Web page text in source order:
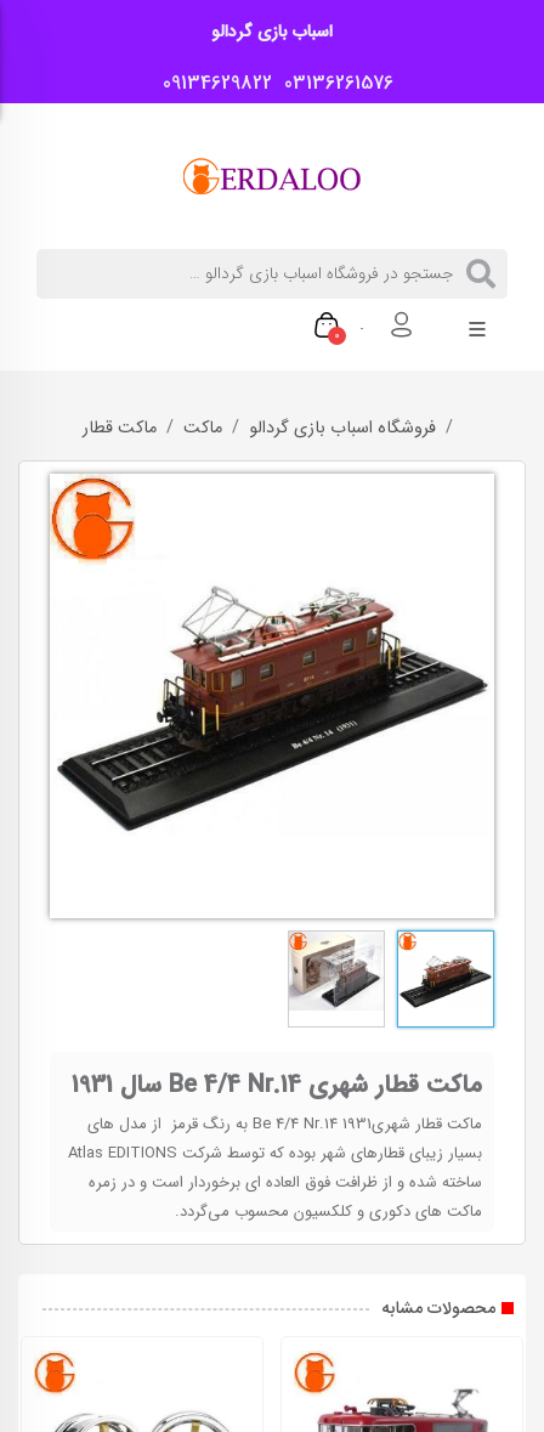
اسباب بازی گردالو
03136261576
09134629822
0
فروشگاه اسباب بازی گردالو ماکت ماکت قطار
ماکت قطار شهری Be 4/4 Nr.14 سال 1931
ماکت قطار شهریBe 4/4 Nr.14 1931 به رنگ قرمز از مدل های
بسیار زیبای قطارهای شهر بوده که توسط شرکت Atlas EDITIONS
ساخته شده و از ظرافت فوق العاده ای برخوردار است و در زمره
ماکت های دکوری و کلکسیون محسوب می‌گردد.
محصولات مشابه